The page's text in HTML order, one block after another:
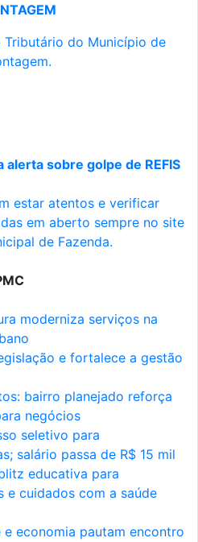
do Município de
alerta sobre golpe de REFIS
estar atentos e verificar
em aberto sempre no site
de Fazenda.
moderniza serviços na
e fortalece a gestão
bairro planejado reforça
negócios
seletivo para
salário passa de R$ 15 mil
educativa para
e cuidados com a saúde
e economia pautam encontro